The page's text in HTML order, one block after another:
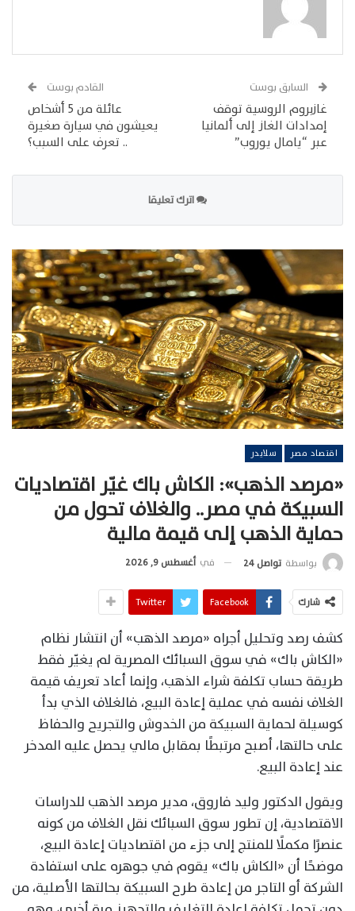
السابق بوست
غازبروم الروسية توقف
إمدادات الغاز إلى ألمانيا
عبر “يامال يوروب”
القادم بوست
عائلة من 5 أشخاص
يعيشون في سيارة صغيرة
.. تعرف على السبب؟
اترك تعليقا
اقتصاد مصر سلايدر
«مرصد الذهب»: الكاش باك غيّر اقتصاديات
السبيكة في مصر.. والغلاف تحول من
حماية الذهب إلى قيمة مالية
بواسطة تواصل 24 في أغسطس 9, 2026
شارك Facebook
Twitter
كشف رصد وتحليل أجراه «مرصد الذهب» أن انتشار نظام
«الكاش باك» في سوق السبائك المصرية لم يغيّر فقط
طريقة حساب تكلفة شراء الذهب، وإنما أعاد تعريف قيمة
الغلاف نفسه في عملية إعادة البيع، فالغلاف الذي بدأ
كوسيلة لحماية السبيكة من الخدوش والتجريح والحفاظ
على حالتها، أصبح مرتبطًا بمقابل مالي يحصل عليه المدخر
عند إعادة البيع.
ويقول الدكتور وليد فاروق، مدير مرصد الذهب للدراسات
الاقتصادية، إن تطور سوق السبائك نقل الغلاف من كونه
عنصرًا مكملًا للمنتج إلى جزء من اقتصاديات إعادة البيع،
موضحًا أن «الكاش باك» يقوم في جوهره على استفادة
الشركة أو التاجر من إعادة طرح السبيكة بحالتها الأصلية، من